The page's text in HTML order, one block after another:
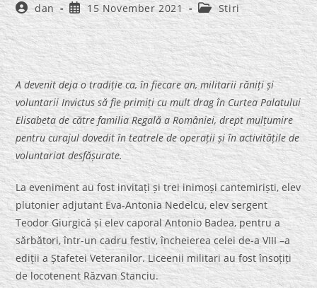
Post
author:
dan
Post
published:
15 November 2021
Post
category:
Stiri
A devenit deja o tradiție ca, în fiecare an, militarii răniți și
voluntarii Invictus să fie primiți cu mult drag în Curtea Palatului
Elisabeta de către familia Regală a României, drept mulțumire
pentru curajul dovedit în teatrele de operații și în activitățile de
voluntariat desfășurate.
La eveniment au fost invitați și trei inimoși cantemiriști, elev
plutonier adjutant Eva-Antonia Nedelcu, elev sergent
Teodor Giurgică și elev caporal Antonio Badea, pentru a
sărbători, într-un cadru festiv, încheierea celei de-a VIII –a
ediții a Ștafetei Veteranilor. Liceenii militari au fost însoțiți
de locotenent Răzvan Stanciu.